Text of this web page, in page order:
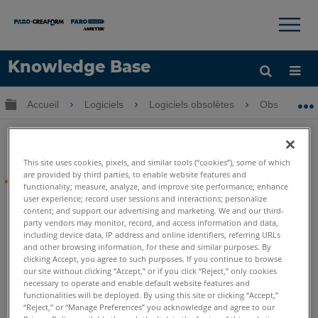
Knowledge Base
LANGUE
×
Développer/réduire la hiérarchie globale
Accueil Logiciels Logiciels obsolètes Obsolètes-
FARO®Crash & Crime Zone
Depuis le 15 juillet 2017, le développement de Crash &
Crime Zone a été suspendu. Ce logiciel est maintenant en
statutObsolètesFARO prend en charge les logiciels hérités
pour la durée indiquée dans votre contrat de licence. Ces
articles resteront disponibles pour votre commodité
pendant cette période. Pour plus d'informations, veuillez
consulter :Annonce CAD Zone et ARAS EOL.
This site uses cookies, pixels, and similar tools (“cookies”), some of which
are provided by third parties, to enable website features and
functionality; measure, analyze, and improve site performance; enhance
user experience; record user sessions and interactions; personalize
content; and support our advertising and marketing. We and our third-
party vendors may monitor, record, and access information and data,
including device data, IP address and online identifiers, referring URLs
and other browsing information, for these and similar purposes. By
clicking Accept, you agree to such purposes. If you continue to browse
our site without clicking “Accept,” or if you click “Reject,” only cookies
necessary to operate and enable default website features and
functionalities will be deployed. By using this site or clicking “Accept,”
“Reject,” or “Manage Preferences” you acknowledge and agree to our